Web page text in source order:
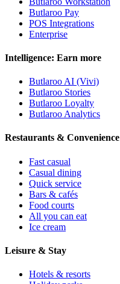
Butlaroo Pay
POS Integrations
Enterprise
Intelligence: Earn more
Butlaroo AI (Vivi)
Butlaroo Stories
Butlaroo Loyalty
Butlaroo Analytics
Restaurants & Convenience
Fast casual
Casual dining
Quick service
Bars & cafés
Food courts
All you can eat
Ice cream
Leisure & Stay
Hotels & resorts